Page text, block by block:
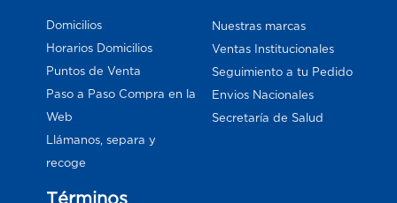
Domicilios
Horarios Domicilios
Puntos de Venta
Paso a Paso Compra en la
Web
Llámanos, separa y
recoge
Nuestras marcas
Ventas Institucionales
Seguimiento a tu Pedido
Envios Nacionales
Secretaría de Salud
Términos